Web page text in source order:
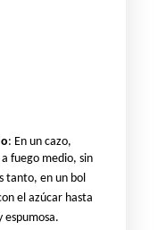
: En un cazo,
fuego medio, sin
tanto, en un bol
el azúcar hasta